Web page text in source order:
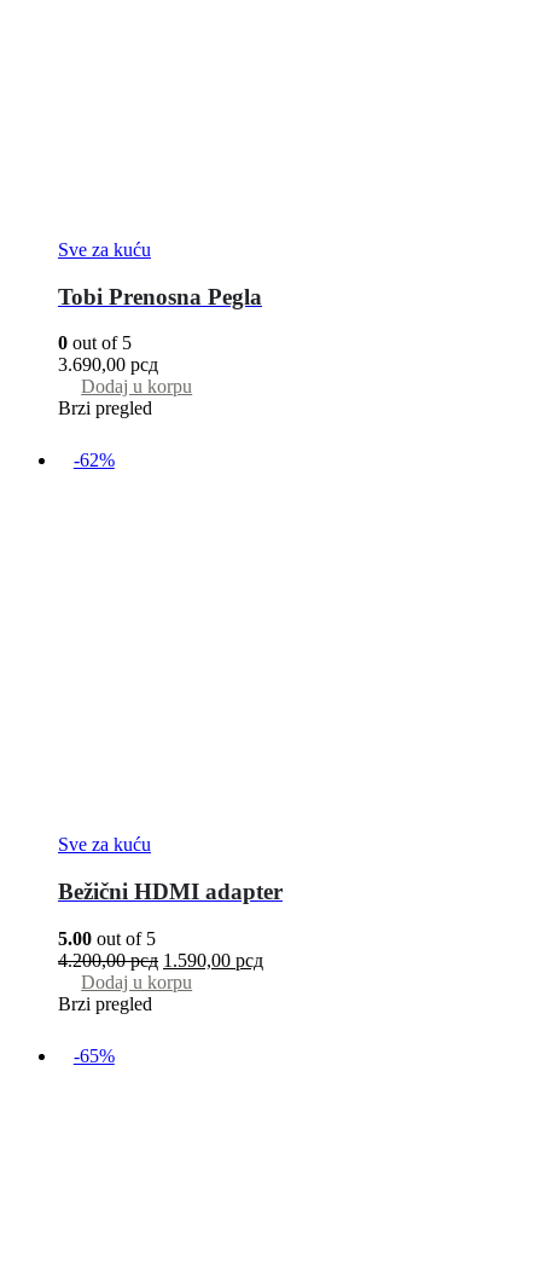
Sve za kuću
Tobi Prenosna Pegla
0 out of 5
3.690,00 рсд
Dodaj u korpu
Brzi pregled
-62%
Sve za kuću
Bežični HDMI adapter
5.00 out of 5
4.200,00рсд 1.590,00 рсд
Dodaj u korpu
Brzi pregled
-65%